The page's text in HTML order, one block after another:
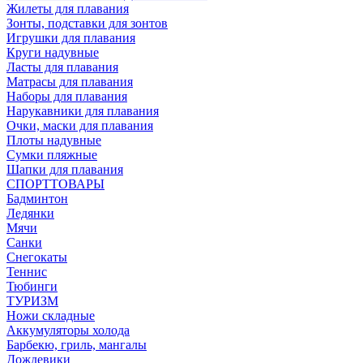
Жилеты для плавания
Зонты, подставки для зонтов
Игрушки для плавания
Круги надувные
Ласты для плавания
Матрасы для плавания
Наборы для плавания
Нарукавники для плавания
Очки, маски для плавания
Плоты надувные
Сумки пляжные
Шапки для плавания
СПОРТТОВАРЫ
Бадминтон
Ледянки
Мячи
Санки
Снегокаты
Теннис
Тюбинги
ТУРИЗМ
Ножи складные
Аккумуляторы холода
Барбекю, гриль, мангалы
Дождевики